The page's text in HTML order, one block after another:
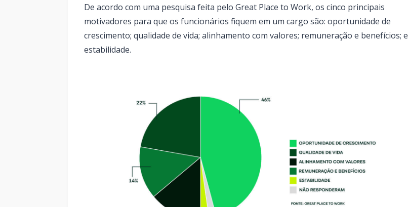
De acordo com uma pesquisa feita pelo Great Place to Work, os cinco principais
motivadores para que os funcionários fiquem em um cargo são: oportunidade de
crescimento; qualidade de vida; alinhamento com valores; remuneração e benefícios; e
estabilidade.